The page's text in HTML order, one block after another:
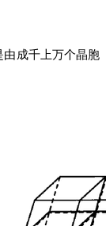
由成千上万个晶胞